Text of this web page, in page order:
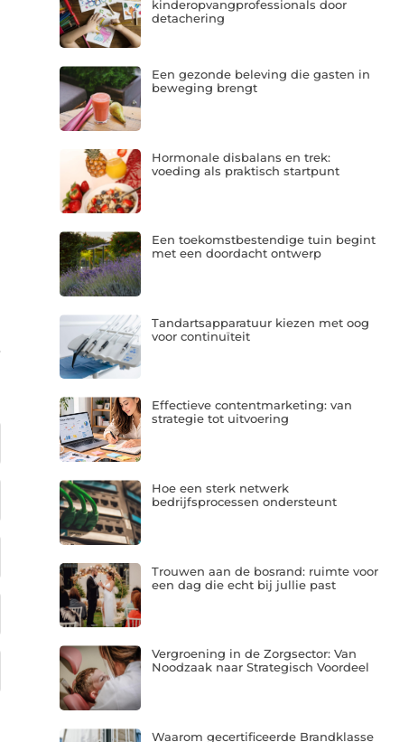
kinderopvangprofessionals door
detachering
Een gezonde beleving die gasten in
beweging brengt
Hormonale disbalans en trek:
voeding als praktisch startpunt
Een toekomstbestendige tuin begint
met een doordacht ontwerp
Tandartsapparatuur kiezen met oog
voor continuïteit
Effectieve contentmarketing: van
strategie tot uitvoering
Hoe een sterk netwerk
bedrijfsprocessen ondersteunt
Trouwen aan de bosrand: ruimte voor
een dag die echt bij jullie past
Vergroening in de Zorgsector: Van
Noodzaak naar Strategisch Voordeel
Waarom gecertificeerde Brandklasse